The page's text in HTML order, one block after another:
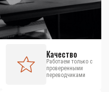
Качество
Работаем только с
проверенными
переводчиками